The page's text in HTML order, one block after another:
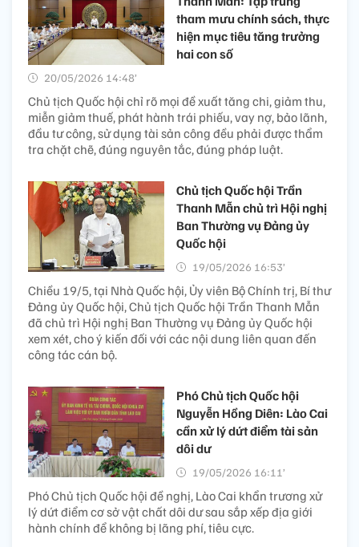
tham mưu chính sách, thực
hiện mục tiêu tăng trưởng
hai con số
20/05/2026 14:48’
Chủ tịch Quốc hội chỉ rõ mọi đề xuất tăng chi, giảm thu,
miễn giảm thuế, phát hành trái phiếu, vay nợ, bảo lãnh,
đầu tư công, sử dụng tài sản công đều phải được thẩm
tra chặt chẽ, đúng nguyên tắc, đúng pháp luật.
Chủ tịch Quốc hội Trần
Thanh Mẫn chủ trì Hội nghị
Ban Thường vụ Đảng ủy
Quốc hội
19/05/2026 16:53’
Chiều 19/5, tại Nhà Quốc hội, Ủy viên Bộ Chính trị, Bí thư
Đảng ủy Quốc hội, Chủ tịch Quốc hội Trần Thanh Mẫn
đã chủ trì Hội nghị Ban Thường vụ Đảng ủy Quốc hội
xem xét, cho ý kiến đối với các nội dung liên quan đến
công tác cán bộ.
Phó Chủ tịch Quốc hội
Nguyễn Hồng Diên: Lào Cai
cần xử lý dứt điểm tài sản
dôi dư
19/05/2026 16:11’
Phó Chủ tịch Quốc hội đề nghị, Lào Cai khẩn trương xử
lý dứt điểm cơ sở vật chất dôi dư sau sắp xếp địa giới
hành chính để không bị lãng phí, tiêu cực.